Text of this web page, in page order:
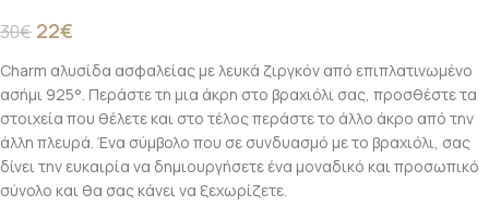
30€ 22€
Charm αλυσίδα ασφαλείας με λευκά ζιργκόν από επιπλατινωμένο
ασήμι 925°. Περάστε τη μια άκρη στο βραχιόλι σας, προσθέστε τα
στοιχεία που θέλετε και στο τέλος περάστε το άλλο άκρο από την
άλλη πλευρά. Ένα σύμβολο που σε συνδυασμό με το βραχιόλι, σας
δίνει την ευκαιρία να δημιουργήσετε ένα μοναδικό και προσωπικό
σύνολο και θα σας κάνει να ξεχωρίζετε.